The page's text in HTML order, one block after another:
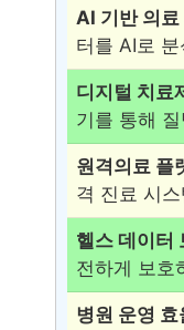
AI 기반 의
터를 AI로
디지털 치료
기를 통해
원격의료 플
격 진료 시
헬스 데이터
전하게 보호
병원 운영